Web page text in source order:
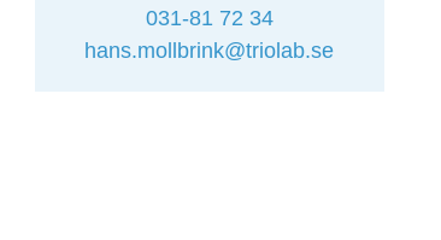
031-81 72 34
hans.mollbrink@triolab.se